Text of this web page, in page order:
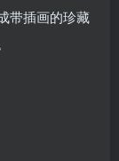
带插画的珍藏